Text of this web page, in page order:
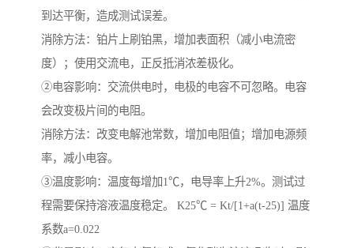
到达平衡，造成测试误差。
消除方法：铂片上刷铂黑，增加表面积（减小电流密
度）；使用交流电，正反抵消浓差极化。
②电容影响：交流供电时，电极的电容不可忽略。电容
会改变极片间的电阻。
消除方法：改变电解池常数，增加电阻值；增加电源频
率，减小电容。
③温度影响：温度每增加1℃，电导率上升2%。测试过
程需要保持溶液温度稳定。 K25℃ = Kt/[1+a(t-25)] 温度
系数a=0.022